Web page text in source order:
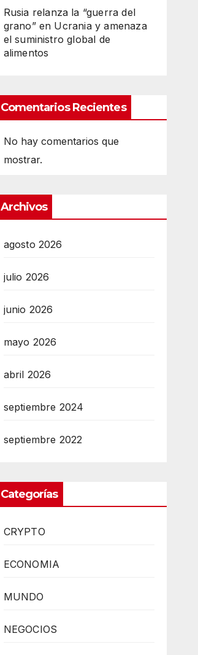
Rusia relanza la “guerra del
grano” en Ucrania y amenaza
el suministro global de
alimentos
Comentarios Recientes
No hay comentarios que
mostrar.
Archivos
agosto 2026
julio 2026
junio 2026
mayo 2026
abril 2026
septiembre 2024
septiembre 2022
Categorías
CRYPTO
ECONOMIA
MUNDO
NEGOCIOS